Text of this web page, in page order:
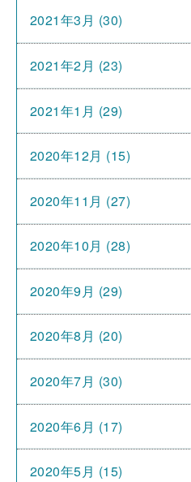
2021年3月 (30)
2021年2月 (23)
2021年1月 (29)
2020年12月 (15)
2020年11月 (27)
2020年10月 (28)
2020年9月 (29)
2020年8月 (20)
2020年7月 (30)
2020年6月 (17)
2020年5月 (15)